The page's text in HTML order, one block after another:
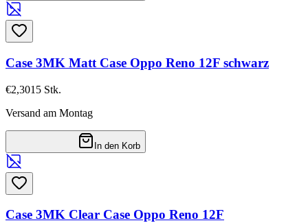
Case 3MK Matt Case Oppo Reno 12F schwarz
€2,3015 Stk.
Versand am Montag
In den Korb
Case 3MK Clear Case Oppo Reno 12F